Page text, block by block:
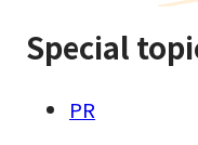
Special
PR